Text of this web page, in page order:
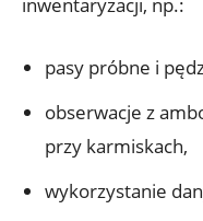
pasy próbne i
obserwacje z
przy karmiskach,
wykorzystanie